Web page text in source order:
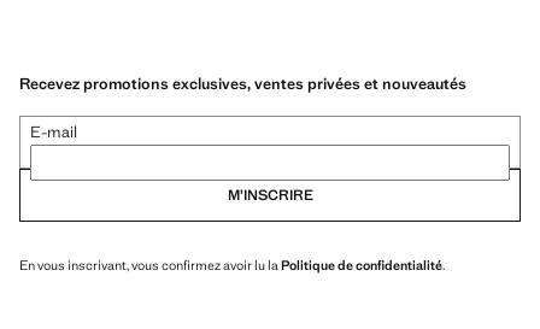
Recevez promotions exclusives, ventes privées et nouveautés
E-mail
M’INSCRIRE
En vous inscrivant, vous confirmez avoir lu la Politique de confidentialité.